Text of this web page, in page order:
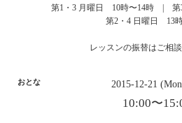
第1・3 月曜日 10時〜14時 | 第
第2・4 日曜日 13
レッスンの振替はご相
おとな 2015-12-21
10:00〜